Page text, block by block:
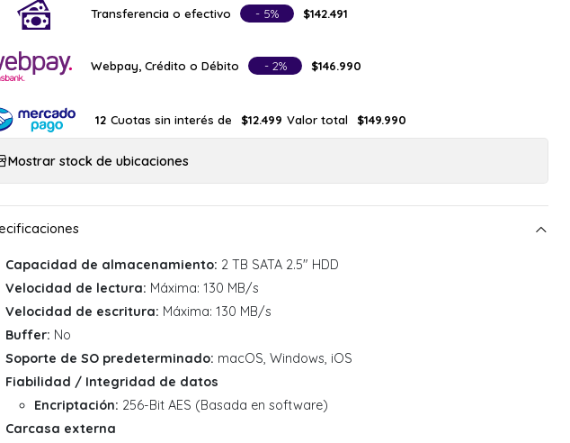
Transferencia o efectivo - 5% $142.491
Webpay, Crédito o Débito - 2% $146.990
12 Cuotas sin interés de $12.499 Valor total $149.990
Mostrar stock de ubicaciones
Capacidad de almacenamiento: 2 TB SATA 2.5" HDD
Velocidad de lectura: Máxima: 130 MB/s
Velocidad de escritura: Máxima: 130 MB/s
Buffer: No
Soporte de SO predeterminado: macOS, Windows, iOS
Fiabilidad / Integridad de datos
Encriptación: 256-Bit AES (Basada en software)
Carcasa externa